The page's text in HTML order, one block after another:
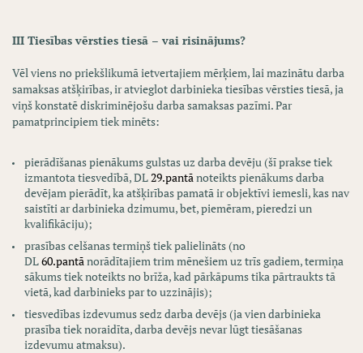
III Tiesības vērsties tiesā – vai risinājums?
Vēl viens no priekšlikumā ietvertajiem mērķiem, lai mazinātu darba
samaksas atšķirības, ir atvieglot darbinieka tiesības vērsties tiesā, ja
viņš konstatē diskriminējošu darba samaksas pazīmi. Par
pamatprincipiem tiek minēts:
pierādīšanas pienākums gulstas uz darba devēju (šī prakse tiek
izmantota tiesvedībā, DL29.pantānoteikts pienākums darba
devējam pierādīt, ka atšķirības pamatā ir objektīvi iemesli, kas nav
saistīti ar darbinieka dzimumu, bet, piemēram, pieredzi un
kvalifikāciju);
prasības celšanas termiņš tiek palielināts (no
DL60.pantānorādītajiem trim mēnešiem uz trīs gadiem, termiņa
sākums tiek noteikts no brīža, kad pārkāpums tika pārtraukts tā
vietā, kad darbinieks par to uzzinājis);
tiesvedības izdevumus sedz darba devējs (ja vien darbinieka
prasība tiek noraidīta, darba devējs nevar lūgt tiesāšanas
izdevumu atmaksu).